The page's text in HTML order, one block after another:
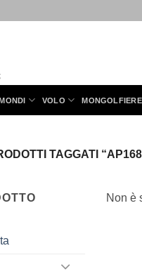
VOLO MONGOLFIERE
TAGGATI
Non è